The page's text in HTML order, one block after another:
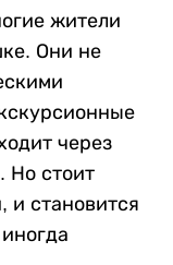
жители
Они не
через
Но стоит
и становится